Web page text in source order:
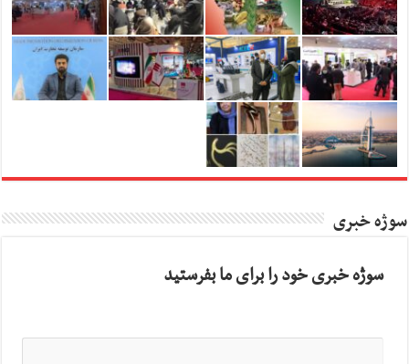
سوژه خبری
سوژه خبری خود را برای ما بفرستید